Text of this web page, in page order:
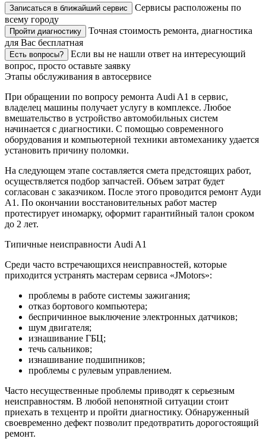
Записаться в ближайший сервис
Сервисы расположены по
всему городу
Пройти диагностику
Точная стоимость ремонта, диагностика
для Вас бесплатная
Есть вопросы?
Если вы не нашли ответ на интересующий
вопрос, просто оставьте заявку
Этапы обслуживания в автосервисе
При обращении по вопросу ремонта Audi A1 в сервис,
владелец машины получает услугу в комплексе. Любое
вмешательство в устройство автомобильных систем
начинается с диагностики. С помощью современного
оборудования и компьютерной техники автомеханику удается
установить причину поломки.
На следующем этапе составляется смета предстоящих работ,
осуществляется подбор запчастей. Объем затрат будет
согласован с заказчиком. После этого проводится ремонт Ауди
A1. По окончании восстановительных работ мастер
протестирует иномарку, оформит гарантийный талон сроком
до 2 лет.
Типичные неисправности Audi A1
Среди часто встречающихся неисправностей, которые
приходится устранять мастерам сервиса «JMotors»:
проблемы в работе системы зажигания;
отказ бортового компьютера;
беспричинное выключение электронных датчиков;
шум двигателя;
изнашивание ГБЦ;
течь сальников;
изнашивание подшипников;
проблемы с рулевым управлением.
Часто несущественные проблемы приводят к серьезным
неисправностям. В любой непонятной ситуации стоит
приехать в техцентр и пройти диагностику. Обнаруженный
своевременно дефект позволит предотвратить дорогостоящий
ремонт.